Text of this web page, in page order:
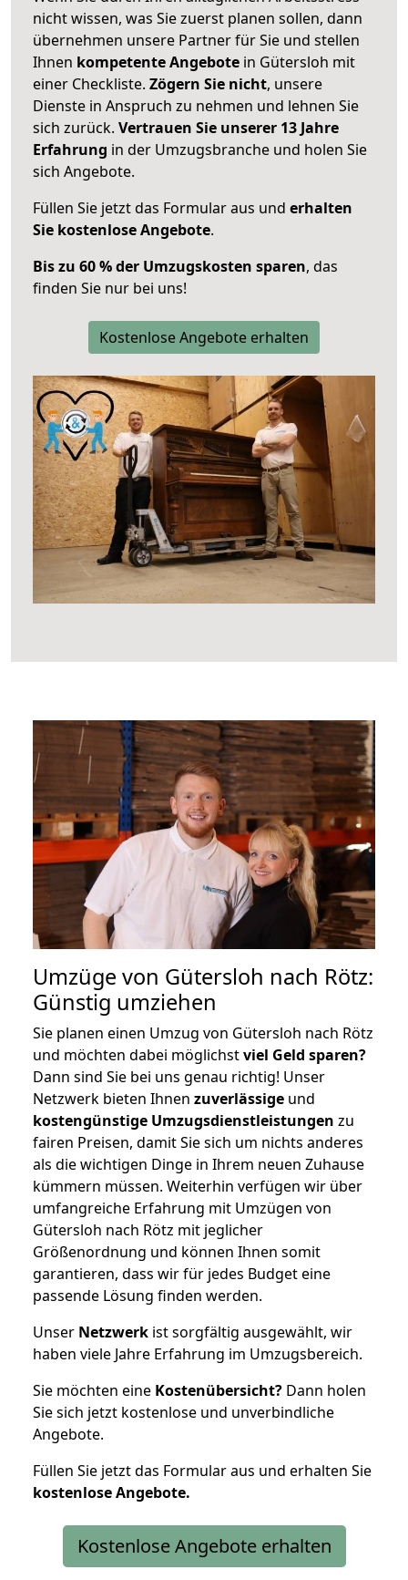
nicht wissen, was Sie zuerst planen sollen, dann
übernehmen unsere Partner für Sie und stellen
Ihnen kompetente Angebote in Gütersloh mit
einer Checkliste. Zögern Sie nicht, unsere
Dienste in Anspruch zu nehmen und lehnen Sie
sich zurück. Vertrauen Sie unserer 13 Jahre
Erfahrung in der Umzugsbranche und holen Sie
sich Angebote.
Füllen Sie jetzt das Formular aus und erhalten
Sie kostenlose Angebote.
Bis zu 60 % der Umzugskosten sparen, das
finden Sie nur bei uns!
Kostenlose Angebote erhalten
Umzüge von Gütersloh nach Rötz:
Günstig umziehen
Sie planen einen Umzug von Gütersloh nach Rötz
und möchten dabei möglichstviel Geld sparen?
Dann sind Sie bei uns genau richtig! Unser
Netzwerk bieten Ihnen zuverlässige und
kostengünstige Umzugsdienstleistungen zu
fairen Preisen, damit Sie sich um nichts anderes
als die wichtigen Dinge in Ihrem neuen Zuhause
kümmern müssen. Weiterhin verfügen wir über
umfangreiche Erfahrung mit Umzügen von
Gütersloh nach Rötz mit jeglicher
Größenordnung und können Ihnen somit
garantieren, dass wir für jedes Budget eine
passende Lösung finden werden.
Unser Netzwerk ist sorgfältig ausgewählt, wir
haben viele Jahre Erfahrung im Umzugsbereich.
Sie möchten eine Kostenübersicht? Dann holen
Sie sich jetzt kostenlose und unverbindliche
Angebote.
Füllen Sie jetzt das Formular aus und erhalten Sie
kostenloseAngebote.
Kostenlose Angebote erhalten